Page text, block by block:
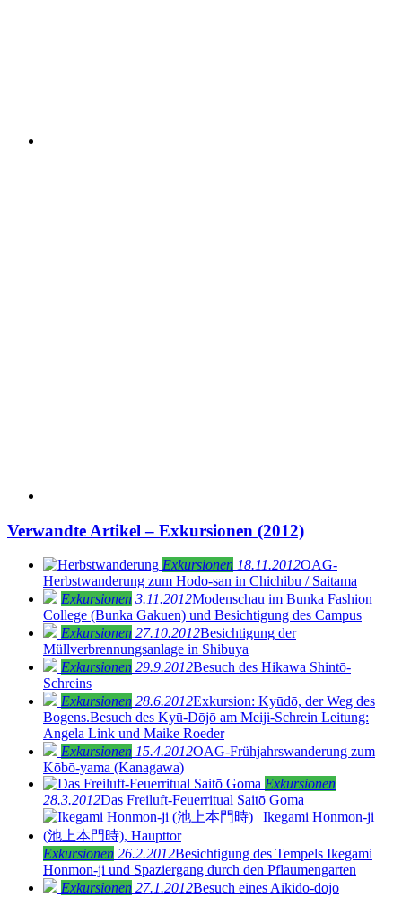
Verwandte Artikel – Exkursionen (2012)
Exkursionen 18.11.2012OAG-
Herbstwanderung zum Hodo-san in Chichibu / Saitama
Exkursionen 3.11.2012Modenschau im Bunka Fashion
College (Bunka Gakuen) und Besichtigung des Campus
Exkursionen 27.10.2012Besichtigung der
Müllverbrennungsanlage in Shibuya
Exkursionen 29.9.2012Besuch des Hikawa Shintō-
Schreins
Exkursionen 28.6.2012Exkursion: Kyūdō, der Weg des
Bogens.Besuch des Kyū-Dōjō am Meiji-Schrein Leitung:
Angela Link und Maike Roeder
Exkursionen 15.4.2012OAG-Frühjahrswanderung zum
Kōbō-yama (Kanagawa)
Exkursionen
28.3.2012Das Freiluft-Feuerritual Saitō Goma
Exkursionen 26.2.2012Besichtigung des Tempels Ikegami
Honmon-ji und Spaziergang durch den Pflaumengarten
Exkursionen 27.1.2012Besuch eines Aikidō-dōjō